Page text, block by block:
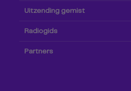
Uitzending gemist
Radiogids
Partners